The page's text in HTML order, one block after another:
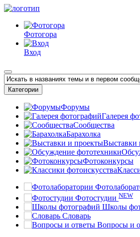
Фотогора
Вход
Категории
Форумы
Галерея
Сообщества
Барахолка
Выставки
Фотоконкурсы
Фотостудии NEW
Школы
Словарь
Вопросы и